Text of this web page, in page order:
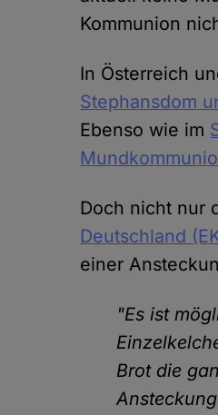
Kommunion
In Österreich
Stephansdom
Ebenso wie im
Doch nicht nur
Deutschland
einer
"Es ist
Brot die